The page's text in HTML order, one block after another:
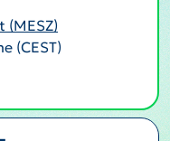
(CEST)